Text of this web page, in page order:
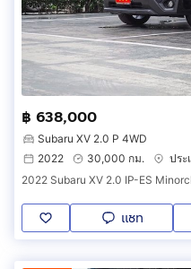
฿ 638,000
Subaru XV 2.0 P 4WD
2022
30,000 กม.
ประ
2022 Subaru XV 2.0 IP-ES
แชท